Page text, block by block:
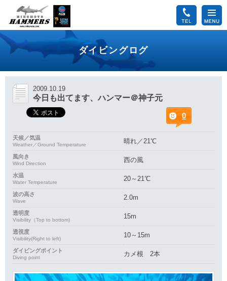
ダイビングログ
今日も出てます、ハンマー＠神子元
2009.10.19
0
天候／気温
Weather／Ground Temperature 晴れ／21℃
風向き
Wind Direction 西の風
水温
Water Temperature 20～21℃
波の高さ
Wave 2.0m
透明度
Visibility（Top to bottom) 15m
透視度
Visibility(Right to left) 10～15m
ダイビングポイント
Diving point カメ根 2本